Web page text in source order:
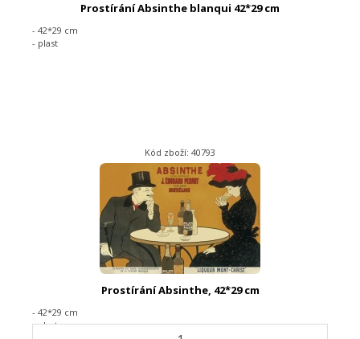
Prostírání Absinthe blanqui 42*29 cm
- 42*29 cm
- plast
Kód zboží: 40793
Prostírání Absinthe, 42*29 cm
- 42*29 cm
- plast